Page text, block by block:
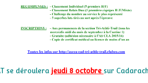
se déroulera jeudi 8 octobre sur